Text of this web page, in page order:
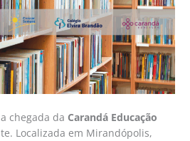
chegada da Carandá Educação
Localizada em Mirandópolis,